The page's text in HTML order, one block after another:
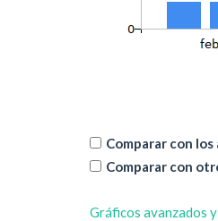
Comparar con
Comparar con
Gráficos avanzados